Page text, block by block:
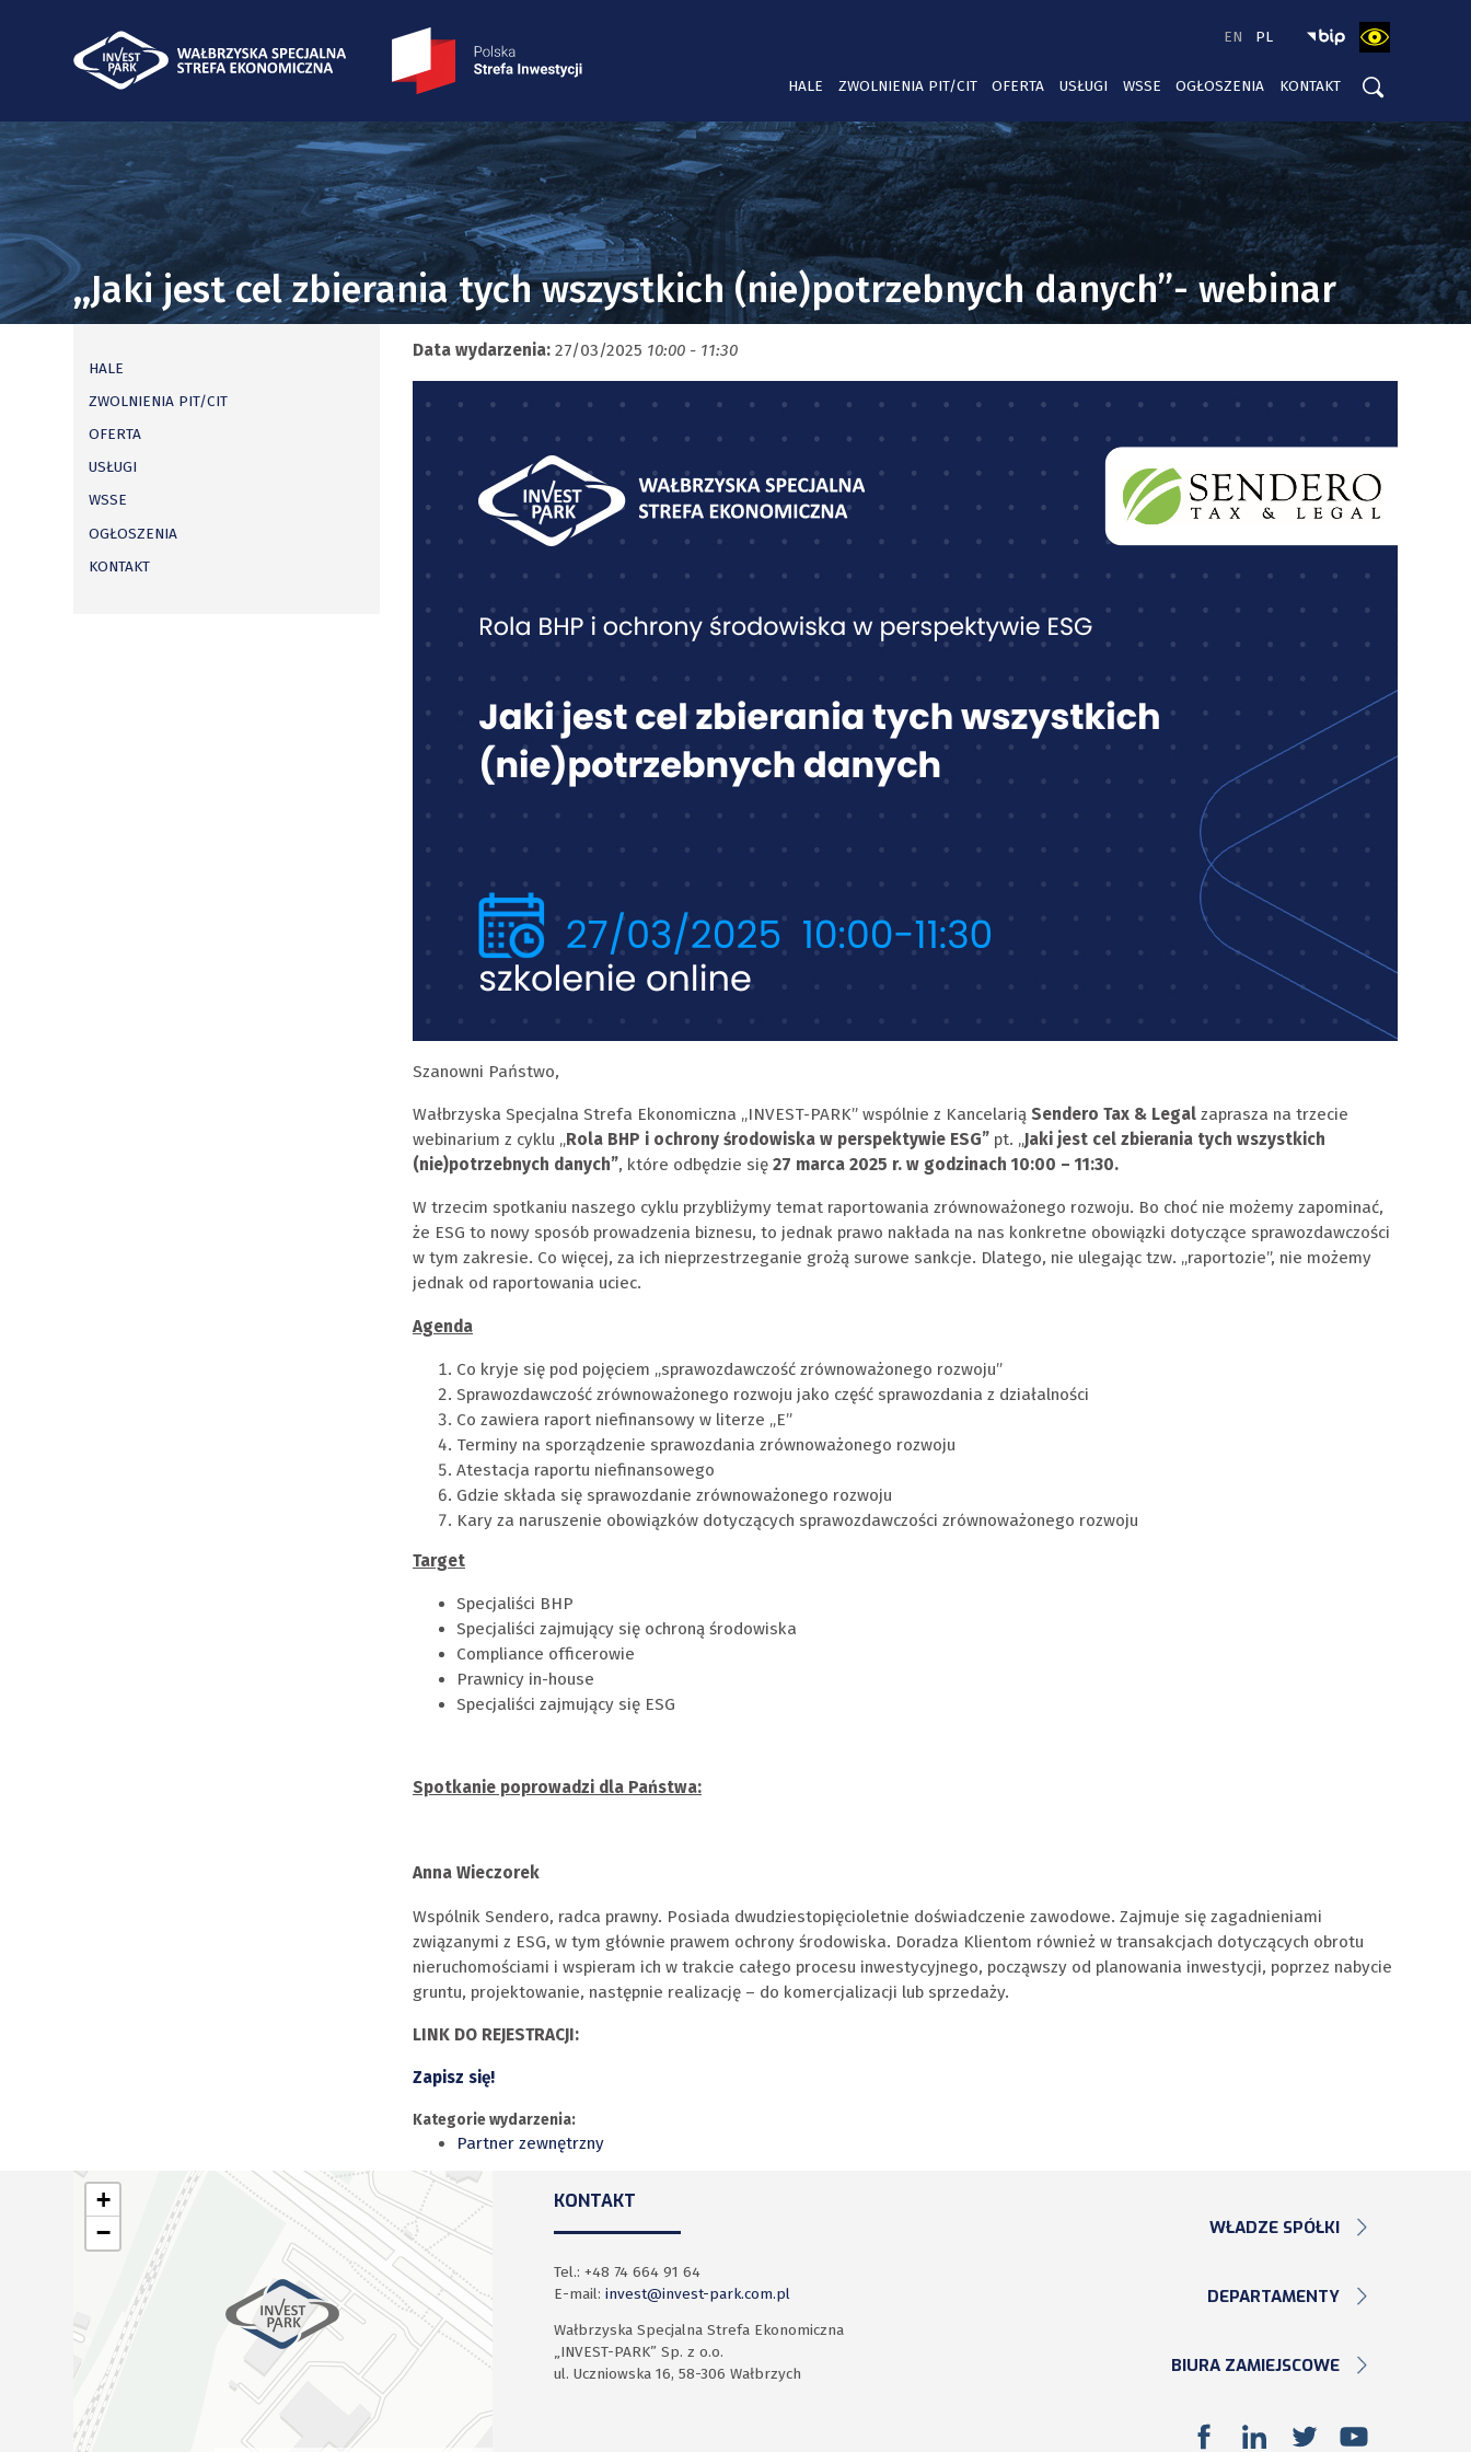
PL
EN
HALE ZWOLNIENIA PIT/CIT OFERTA USŁUGI WSSE OGŁOSZENIA KONTAKT
,,Jaki jest cel zbierania tych wszystkich (nie)potrzebnych danych”- webinar
HALE
ZWOLNIENIA PIT/CIT
OFERTA
USŁUGI
WSSE
OGŁOSZENIA
KONTAKT
Data wydarzenia: 27/03/2025 10:00 - 11:30
Szanowni Państwo,
Wałbrzyska Specjalna Strefa Ekonomiczna „INVEST-PARK” wspólnie z Kancelarią Sendero Tax & Legal zaprasza na trzecie
webinarium z cyklu „Rola BHP i ochrony środowiska w perspektywie ESG” pt. „Jaki jest cel zbierania tych wszystkich
(nie)potrzebnych danych”, które odbędzie się 27 marca 2025 r. w godzinach 10:00 – 11:30.
W trzecim spotkaniu naszego cyklu przybliżymy temat raportowania zrównoważonego rozwoju. Bo choć nie możemy zapominać,
że ESG to nowy sposób prowadzenia biznesu, to jednak prawo nakłada na nas konkretne obowiązki dotyczące sprawozdawczości
w tym zakresie. Co więcej, za ich nieprzestrzeganie grożą surowe sankcje. Dlatego, nie ulegając tzw. „raportozie”, nie możemy
jednak od raportowania uciec.
Agenda
Co kryje się pod pojęciem „sprawozdawczość zrównoważonego rozwoju”
Sprawozdawczość zrównoważonego rozwoju jako część sprawozdania z działalności
Co zawiera raport niefinansowy w literze „E”
Terminy na sporządzenie sprawozdania zrównoważonego rozwoju
Atestacja raportu niefinansowego
Gdzie składa się sprawozdanie zrównoważonego rozwoju
Kary za naruszenie obowiązków dotyczących sprawozdawczości zrównoważonego rozwoju
Target
Specjaliści BHP
Specjaliści zajmujący się ochroną środowiska
Compliance officerowie
Prawnicy in-house
Specjaliści zajmujący się ESG
Spotkanie poprowadzi dla Państwa:
Anna Wieczorek
Wspólnik Sendero, radca prawny. Posiada dwudziestopięcioletnie doświadczenie zawodowe. Zajmuje się zagadnieniami
związanymi z ESG, w tym głównie prawem ochrony środowiska. Doradza Klientom również w transakcjach dotyczących obrotu
nieruchomościami i wspieram ich w trakcie całego procesu inwestycyjnego, począwszy od planowania inwestycji, poprzez nabycie
gruntu, projektowanie, następnie realizację – do komercjalizacji lub sprzedaży.
LINK DO REJESTRACJI:
Zapisz się!
Kategorie wydarzenia:
Partner zewnętrzny
+
−
KONTAKT
Tel.: +48 74 664 91 64
E-mail:invest@invest-park.com.pl
Wałbrzyska Specjalna Strefa Ekonomiczna
„INVEST-PARK” Sp. z o.o.
ul. Uczniowska 16, 58-306 Wałbrzych
WŁADZE SPÓŁKI
DEPARTAMENTY
BIURA ZAMIEJSCOWE